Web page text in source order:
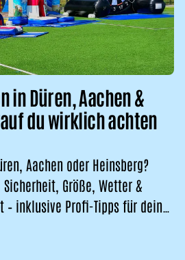
in Düren, Aachen &
du wirklich achten
Aachen oder Heinsberg?
Größe, Wetter &
– inklusive Profi-Tipps für dein